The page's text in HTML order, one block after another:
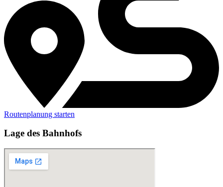
Routenplanung starten
Lage des Bahnhofs